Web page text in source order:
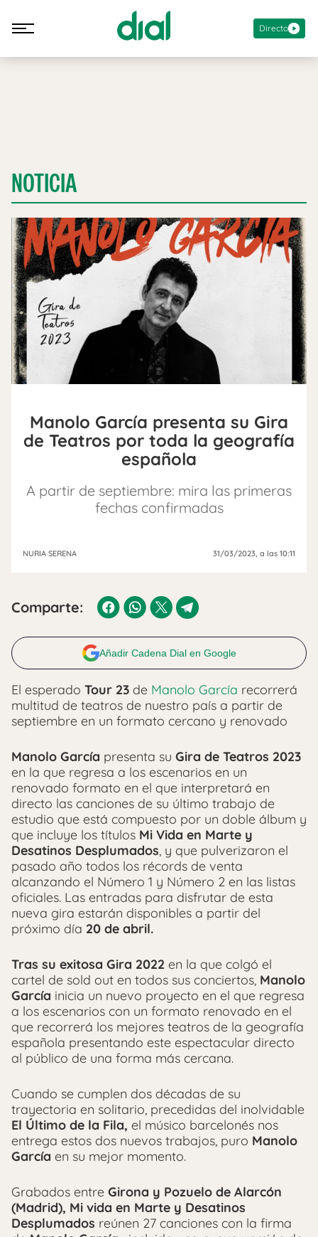
Directo
NOTICIA
Manolo García presenta su Gira
de Teatros por toda la geografía
española
A partir de septiembre: mira las primeras
fechas confirmadas
NURIA SERENA 31/03/2023, a las 10:11
Comparte:
Añadir Cadena Dial en Google
El esperado Tour 23 de Manolo García recorrerá
multitud de teatros de nuestro país a partir de
septiembre en un formato cercano y renovado
Manolo García presenta su Gira de Teatros 2023
en la que regresa a los escenarios en un
renovado formato en el que interpretará en
directo las canciones de su último trabajo de
estudio que está compuesto por un doble álbum y
que incluye los títulos Mi Vida en Marte y
Desatinos Desplumados, y que pulverizaron el
pasado año todos los récords de venta
alcanzando el Número 1 y Número 2 en las listas
oficiales. Las entradas para disfrutar de esta
nueva gira estarán disponibles a partir del
próximo día 20 de abril.
Tras su exitosa Gira 2022 en la que colgó el
cartel de sold out en todos sus conciertos, Manolo
García inicia un nuevo proyecto en el que regresa
a los escenarios con un formato renovado en el
que recorrerá los mejores teatros de la geografía
española presentando este espectacular directo
al público de una forma más cercana.
Cuando se cumplen dos décadas de su
trayectoria en solitario, precedidas del inolvidable
El Último de la Fila, el músico barcelonés nos
entrega estos dos nuevos trabajos, puro Manolo
García en su mejor momento.
Grabados entre Girona y Pozuelo de Alarcón
(Madrid), Mi vida en Marte y Desatinos
Desplumados reúnen 27 canciones con la firma